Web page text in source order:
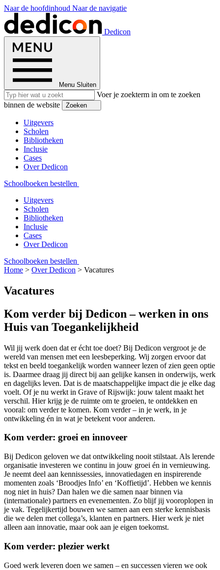
Naar de hoofdinhoud Naar de navigatie
Dedicon
Menu Sluiten
Voer je zoekterm in om te zoeken
binnen de website
Zoeken
Uitgevers
Scholen
Bibliotheken
Inclusie
Cases
Over Dedicon
Schoolboeken bestellen
Uitgevers
Scholen
Bibliotheken
Inclusie
Cases
Over Dedicon
Schoolboeken bestellen
Home > Over Dedicon > Vacatures
Vacatures
Kom verder bij Dedicon – werken in ons
Huis van Toegankelijkheid
Wil jij werk doen dat er écht toe doet? Bij Dedicon vergroot je de
wereld van mensen met een leesbeperking. Wij zorgen ervoor dat
tekst en beeld toegankelijk worden wanneer lezen of zien geen optie
is. Daarmee draag jij direct bij aan gelijke kansen in onderwijs, werk
en dagelijks leven. Dat is de maatschappelijke impact die je elke dag
voelt. Of je nu werkt in Grave of Rijswijk: jouw talent maakt het
verschil. Hier krijg je de ruimte om te groeien, te ontdekken en
vooral: om verder te komen. Kom verder – in je werk, in je
ontwikkeling én in wat je betekent voor anderen.
Kom verder: groei en innoveer
Bij Dedicon geloven we dat ontwikkeling nooit stilstaat. Als lerende
organisatie investeren we continu in jouw groei én in vernieuwing.
Je neemt deel aan kennissessies, innovatiedagen en inspirerende
momenten zoals ‘Broodjes Info’ en ‘Koffietijd’. Hebben we kennis
nog niet in huis? Dan halen we die samen naar binnen via
(internationale) partners en evenementen. Zo blijf jij vooroplopen in
je vak. Tegelijkertijd bouwen we samen aan een sterke kennisbasis
die we delen met collega’s, klanten en partners. Hier werk je niet
alleen aan innovatie, maar ook aan je eigen toekomst.
Kom verder: plezier werkt
Goed werk leveren doen we samen – en successen vieren we ook